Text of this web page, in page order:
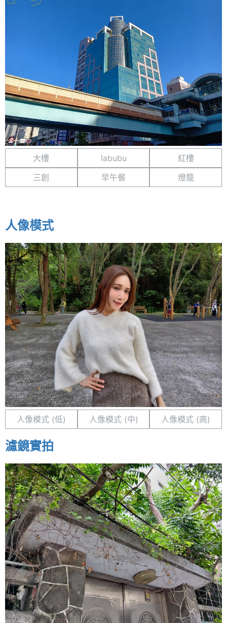
大樓 labubu
紅樓
三創
早午餐 燈籠
人像模式
人像模式 (低) 人像模式 (中) 人像模式 (高)
濾鏡實拍